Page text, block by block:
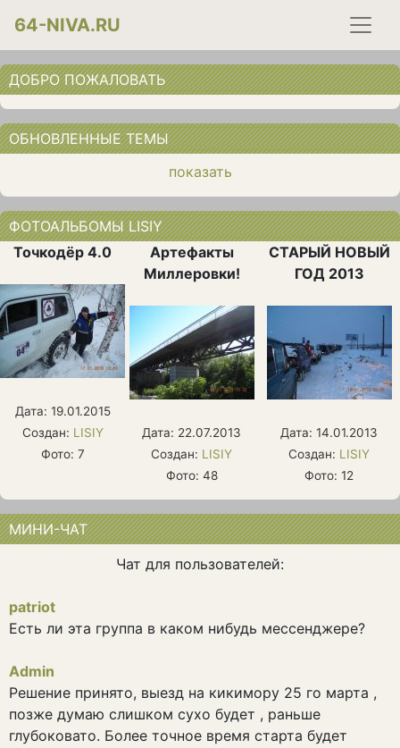
64-NIVA.RU
ДОБРО ПОЖАЛОВАТЬ
ОБНОВЛЕННЫЕ ТЕМЫ
показать
ФОТОАЛЬБОМЫ LISIY
Точкодёр 4.0
Дата: 19.01.2015
Создан: LISIY
Фото: 7
Артефакты
Миллеровки!
Дата: 22.07.2013
Создан: LISIY
Фото: 48
СТАРЫЙ НОВЫЙ
ГОД 2013
Дата: 14.01.2013
Создан: LISIY
Фото: 12
МИНИ-ЧАТ
Чат для пользователей:
patriot
Есть ли эта группа в каком нибудь мессенджере?
Admin
Решение принято, выезд на кикимору 25 го марта ,
позже думаю слишком сухо будет , раньше
глубоковато. Более точное время старта будет